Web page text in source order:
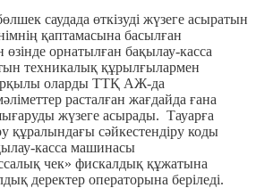
саудада өткізуді жүзеге асыратын
қаптамасына басылған
өзінде орнатылған бақылау-касса
техникалық құрылғылармен
оларды ТТҚ АЖ-да
расталған жағдайда ғана
жүзеге асырады. Тауарға
құралындағы сәйкестендіру коды
касса машинасы
чек» фискалдық құжатына
деректер операторына беріледі.